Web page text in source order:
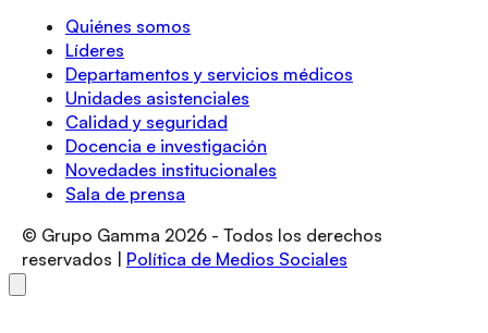
Quiénes somos
Líderes
Departamentos y servicios médicos
Unidades asistenciales
Calidad y seguridad
Docencia e investigación
Novedades institucionales
Sala de prensa
© Grupo Gamma 2026 - Todos los derechos
reservados |
Política de Medios Sociales